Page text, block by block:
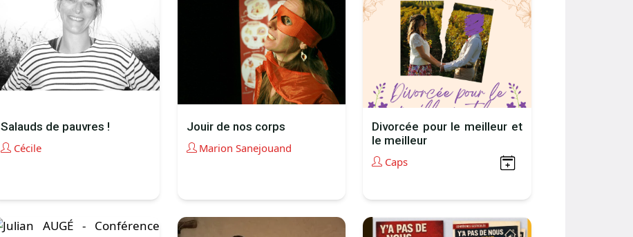
Salauds de pauvres !
Cécile
Jouir de nos corps
Marion Sanejouand
Divorcée pour le meilleur et
le meilleur
Caps